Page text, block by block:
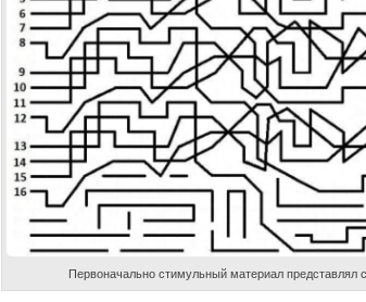
Первоначально стимульный материал